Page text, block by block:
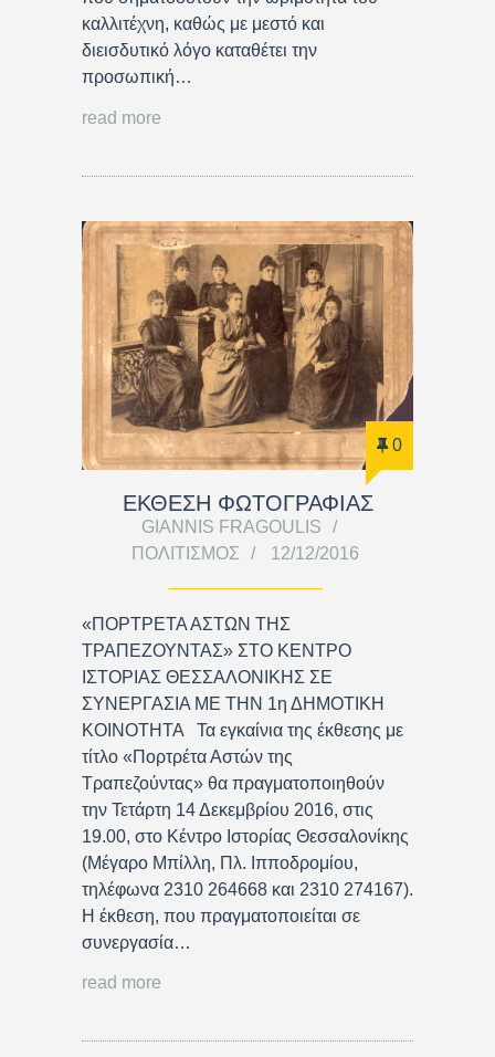
καλλιτέχνη, καθώς με μεστό και
διεισδυτικό λόγο καταθέτει την
προσωπική…
read more
0
ΕΚΘΕΣΗ ΦΩΤΟΓΡΑΦΙΑΣ
GIANNIS FRAGOULIS
ΠΟΛΙΤΙΣΜΌΣ
12/12/2016
«ΠΟΡΤΡΕΤΑ ΑΣΤΩΝ ΤΗΣ
ΤΡΑΠΕΖΟΥΝΤΑΣ» ΣΤΟ ΚΕΝΤΡΟ
ΙΣΤΟΡΙΑΣ ΘΕΣΣΑΛΟΝΙΚΗΣ ΣΕ
ΣΥΝΕΡΓΑΣΙΑ ΜΕ ΤΗΝ 1η ΔΗΜΟΤΙΚΗ
ΚΟΙΝΟΤΗΤΑ Τα εγκαίνια της έκθεσης με
τίτλο «Πορτρέτα Αστών της
Τραπεζούντας» θα πραγματοποιηθούν
την Τετάρτη 14 Δεκεμβρίου 2016, στις
19.00, στο Κέντρο Ιστορίας Θεσσαλονίκης
(Μέγαρο Μπίλλη, Πλ. Ιπποδρομίου,
τηλέφωνα 2310 264668 και 2310 274167).
Η έκθεση, που πραγματοποιείται σε
συνεργασία…
read more